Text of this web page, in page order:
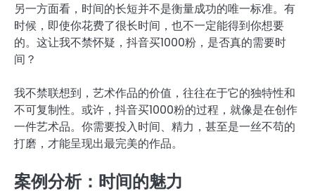
另一方面看，时间的长短并不是衡量成功的唯一标准。有
时候，即使你花费了很长时间，也不一定能得到你想要
的。这让我不禁怀疑，抖音买1000粉，是否真的需要时
间？
我不禁联想到，艺术作品的价值，往往在于它的独特性和
不可复制性。或许，抖音买1000粉的过程，就像是在创作
一件艺术品。你需要投入时间、精力，甚至是一丝不苟的
打磨，才能呈现出最完美的作品。
案例分析：时间的魅力